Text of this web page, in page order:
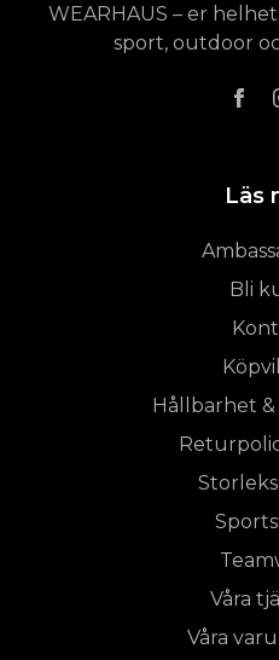
WEARHAUS – er
sport, outdoor
Läs
Bli
Hållbarhet &
Våra
Våra